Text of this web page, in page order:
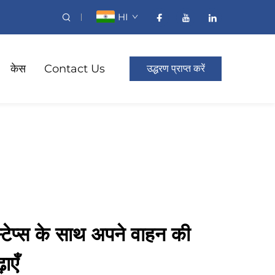
HI
केस Contact Us उद्धरण प्राप्त करें
के साथ अपने वाहन की